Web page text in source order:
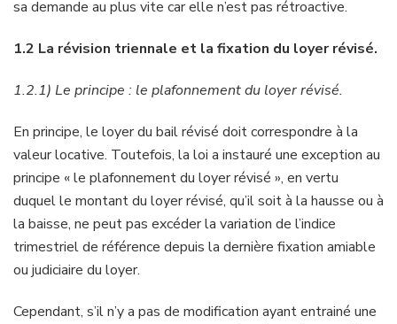
sa demande au plus vite car elle n’est pas rétroactive.
1.2 La révision triennale et la fixation du loyer révisé.
1.2.1) Le principe : le plafonnement du loyer révisé.
En principe, le loyer du bail révisé doit correspondre à la
valeur locative. Toutefois, la loi a instauré une exception au
principe « le plafonnement du loyer révisé », en vertu
duquel le montant du loyer révisé, qu’il soit à la hausse ou à
la baisse, ne peut pas excéder la variation de l’indice
trimestriel de référence depuis la dernière fixation amiable
ou judiciaire du loyer.
Cependant, s’il n’y a pas de modification ayant entrainé une